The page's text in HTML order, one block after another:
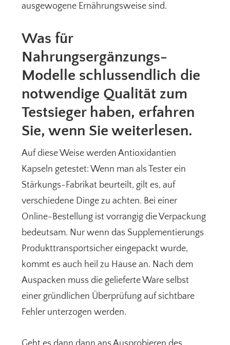
ausgewogene Ernährungsweise sind.
Was für
Nahrungsergänzungs-
Modelle schlussendlich die
notwendige Qualität zum
Testsieger haben, erfahren
Sie, wenn Sie weiterlesen.
Auf diese Weise werden Antioxidantien
Kapseln getestet: Wenn man als Tester ein
Stärkungs-Fabrikat beurteilt, gilt es, auf
verschiedene Dinge zu achten. Bei einer
Online-Bestellung ist vorrangig die Verpackung
bedeutsam. Nur wenn das Supplementierungs
Produkttransportsicher eingepackt wurde,
kommt es auch heil zu Hause an. Nach dem
Auspacken muss die gelieferte Ware selbst
einer gründlichen Überprüfung auf sichtbare
Fehler unterzogen werden.